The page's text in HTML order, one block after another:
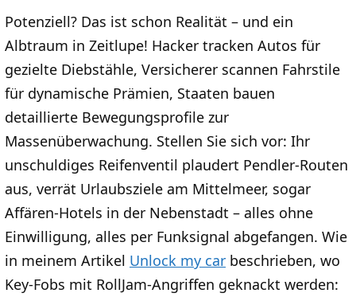
Potenziell? Das ist schon Realität – und ein
Albtraum in Zeitlupe! Hacker tracken Autos für
gezielte Diebstähle, Versicherer scannen Fahrstile
für dynamische Prämien, Staaten bauen
detaillierte Bewegungsprofile zur
Massenüberwachung. Stellen Sie sich vor: Ihr
unschuldiges Reifenventil plaudert Pendler-Routen
aus, verrät Urlaubsziele am Mittelmeer, sogar
Affären-Hotels in der Nebenstadt – alles ohne
Einwilligung, alles per Funksignal abgefangen. Wie
in meinem Artikel Unlock my car beschrieben, wo
Key-Fobs mit RollJam-Angriffen geknackt werden: